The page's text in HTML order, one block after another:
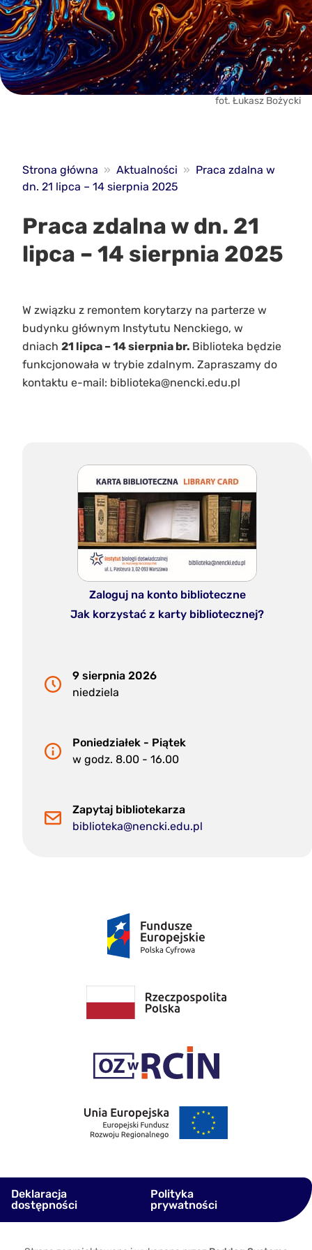
fot. Łukasz Bożycki
Strona główna » Aktualności » Praca zdalna w
dn. 21 lipca – 14 sierpnia 2025
Praca zdalna w dn. 21
lipca – 14 sierpnia 2025
W związku z remontem korytarzy na parterze w
budynku głównym Instytutu Nenckiego, w
dniach 21 lipca – 14 sierpnia br. Biblioteka będzie
funkcjonowała w trybie zdalnym. Zapraszamy do
kontaktu e-mail: biblioteka@nencki.edu.pl
Zaloguj na konto biblioteczne
Jak korzystać z karty bibliotecznej?
9 sierpnia 2026
niedziela
Poniedziałek - Piątek
w godz. 8.00 - 16.00
Zapytaj bibliotekarza
biblioteka@nencki.edu.pl
Deklaracja
dostępności
Polityka
prywatności